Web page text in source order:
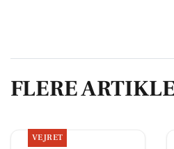
FLERE
VEJRET